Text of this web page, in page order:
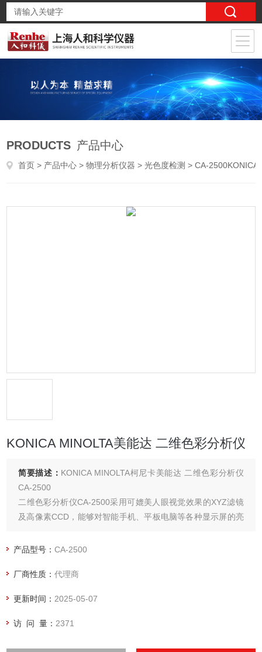
PRODUCTS 产品中心
首页 > 产品中心 >物理分析仪器 >光色度检测 > CA-2500KONICA MINOLTA美能达 二维色彩分析仪
KONICA MINOLTA美能达 二维色彩分析仪
简要描述： KONICA MINOLTA柯尼卡美能达 二维色彩分析仪
CA-2500
二维色彩分析仪CA-2500采用可媲美人眼视觉效果的XYZ滤镜
及高像素CCD，能够对智能手机、平板电脑等各种显示屏的亮
用软件充分兼顾易用性，用户通过简单的操作，就能在短时间
率，可在开发评估、检测等方面发挥重要作用。
产品型号：CA-2500
厂商性质：代理商
更新时间： 2025-05-07
访 问 量： 2371